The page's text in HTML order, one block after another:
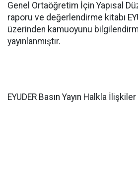
Genel Ortaöğretim İçin Yapısal
raporu ve değerlendirme kitabı
üzerinden kamuoyunu
yayınlanmıştır.
EYUDER Basın Yayın Halkla İlişkiler